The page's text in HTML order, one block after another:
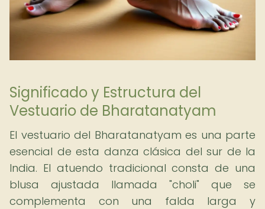
Significado y Estructura del
Vestuario de Bharatanatyam
El vestuario del Bharatanatyam es una parte
esencial de esta danza clásica del sur de la
India. El atuendo tradicional consta de una
blusa ajustada llamada "choli" que se
complementa con una falda larga y